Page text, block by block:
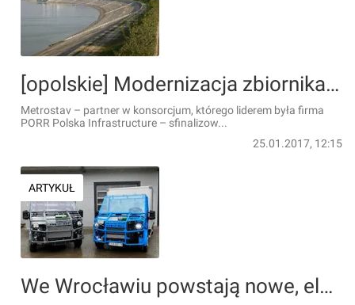
[opolskie] Modernizacja zbiornika wodnego w Nysie zakończona
Metrostav – partner w konsorcjum, którego liderem była firma
PORR Polska Infrastructure – sfinalizow...
25.01.2017, 12:15
ARTYKUŁ
We Wrocławiu powstają nowe, elektryczne samochody dostawcze legendarnej marki Nysa [ZDJĘCIA]